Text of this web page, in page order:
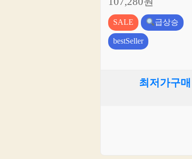
SALE
급상승
bestSeller
최저가구매